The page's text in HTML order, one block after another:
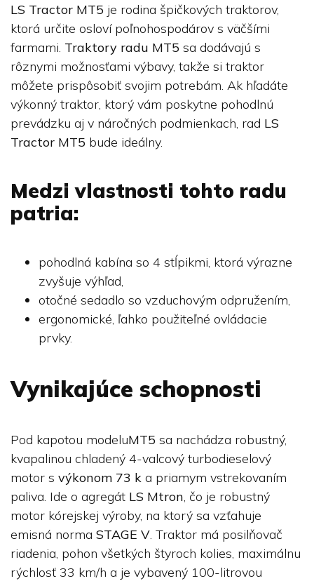
LS Tractor MT5 je rodina špičkových traktorov,
ktorá určite osloví poľnohospodárov s väčšími
farmami. Traktory radu MT5 sa dodávajú s
rôznymi možnosťami výbavy, takže si traktor
môžete prispôsobiť svojim potrebám. Ak hľadáte
výkonný traktor, ktorý vám poskytne pohodlnú
prevádzku aj v náročných podmienkach, rad LS
Tractor MT5 bude ideálny.
Medzi vlastnosti tohto radu
patria:
pohodlná kabína so 4 stĺpikmi, ktorá výrazne
zvyšuje výhľad,
otočné sedadlo so vzduchovým odpružením,
ergonomické, ľahko použiteľné ovládacie
prvky.
Vynikajúce schopnosti
Pod kapotou modeluMT5 sa nachádza robustný,
kvapalinou chladený 4-valcový turbodieselový
motor s výkonom 73 k a priamym vstrekovaním
paliva. Ide o agregát LS Mtron, čo je robustný
motor kórejskej výroby, na ktorý sa vzťahuje
emisná norma STAGE V. Traktor má posilňovač
riadenia, pohon všetkých štyroch kolies, maximálnu
rýchlosť 33 km/h a je vybavený 100-litrovou